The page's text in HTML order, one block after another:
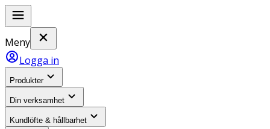
Meny
Logga in
Produkter
Din verksamhet
Kundlöfte & hållbarhet